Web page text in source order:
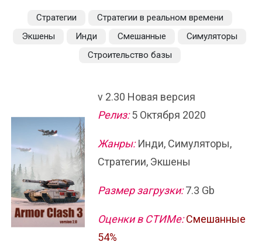
Стратегии
Стратегии в реальном времени
Экшены
Инди Смешанные
Симуляторы
Строительство базы
v 2.30 Новая версия
Релиз:5 Октября 2020
Жанры:Инди, Симуляторы,
Стратегии, Экшены
Размер загрузки:7.3 Gb
Оценки в СТИМе: Смешанные
54%